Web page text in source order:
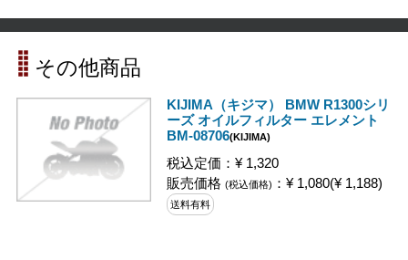
その他商品
KIJIMA（キジマ） BMW R1300シリ
ーズ オイルフィルター エレメント
BM-08706(KIJIMA)
税込定価：¥ 1,320
販売価格 (税込価格) ：¥ 1,080(¥ 1,188)
送料有料